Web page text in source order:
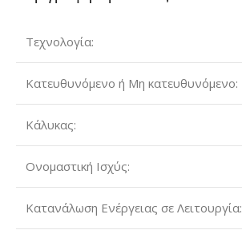
Τεχνολογία:
Κατευθυνόμενο ή Μη κατευθυνόμενο:
Κάλυκας:
Ονομαστική Ισχύς:
Κατανάλωση Ενέργειας σε Λειτουργία: